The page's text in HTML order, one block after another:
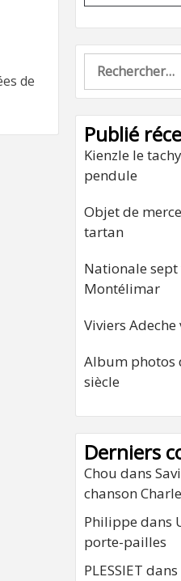
de
Rechercher :
Publié
Kienzle le
pendule
Objet de
tartan
Nationale
Montélimar
Viviers
Album photos
siècle
Derniers
Chou dans
chanson
Philippe dans
porte-pailles
PLESSIET dans